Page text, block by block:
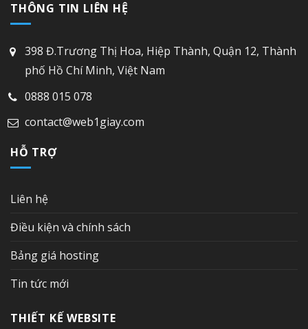
THÔNG TIN LIÊN HỆ
398 Đ.Trương Thị Hoa, Hiệp Thành, Quận 12, Thành
phố Hồ Chí Minh, Việt Nam
0888 015 078
contact@web1giay.com
HỖ TRỢ
Liên hệ
Điều kiện và chính sách
Bảng giá hosting
Tin tức mới
THIẾT KẾ WEBSITE